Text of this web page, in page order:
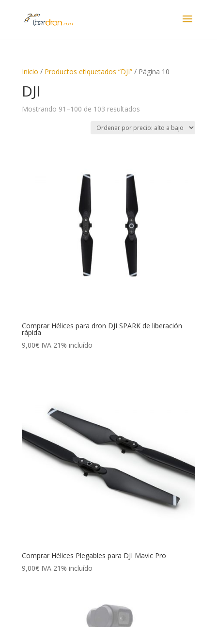
Inicio / Productos etiquetados “DJI”/ Página 10
DJI
Mostrando 91–100 de 103 resultadosOrdenado
precio:
Comprar Hélices para dron DJI SPARK de liberación
rápida
9,00€ IVA 21% incluído
Comprar Hélices Plegables para DJI Mavic Pro
9,00€ IVA 21% incluído